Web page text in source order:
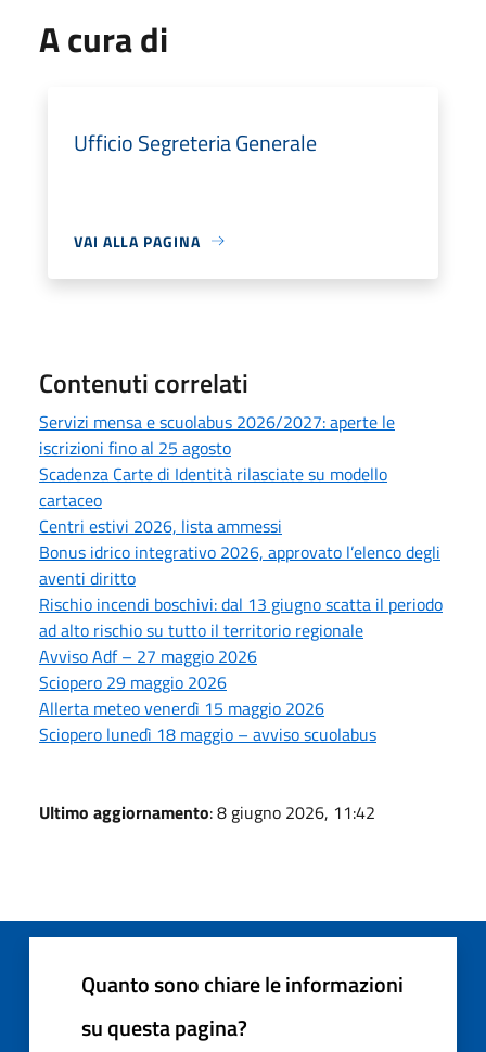
A cura di
Ufficio Segreteria Generale
VAI ALLA PAGINA
Contenuti correlati
Servizi mensa e scuolabus 2026/2027: aperte le
iscrizioni fino al 25 agosto
Scadenza Carte di Identità rilasciate su modello
cartaceo
Centri estivi 2026, lista ammessi
Bonus idrico integrativo 2026, approvato l’elenco degli
aventi diritto
Rischio incendi boschivi: dal 13 giugno scatta il periodo
ad alto rischio su tutto il territorio regionale
Avviso Adf – 27 maggio 2026
Sciopero 29 maggio 2026
Allerta meteo venerdì 15 maggio 2026
Sciopero lunedì 18 maggio – avviso scuolabus
Ultimo aggiornamento: 8 giugno 2026, 11:42
Quanto sono chiare le informazioni
su questa pagina?